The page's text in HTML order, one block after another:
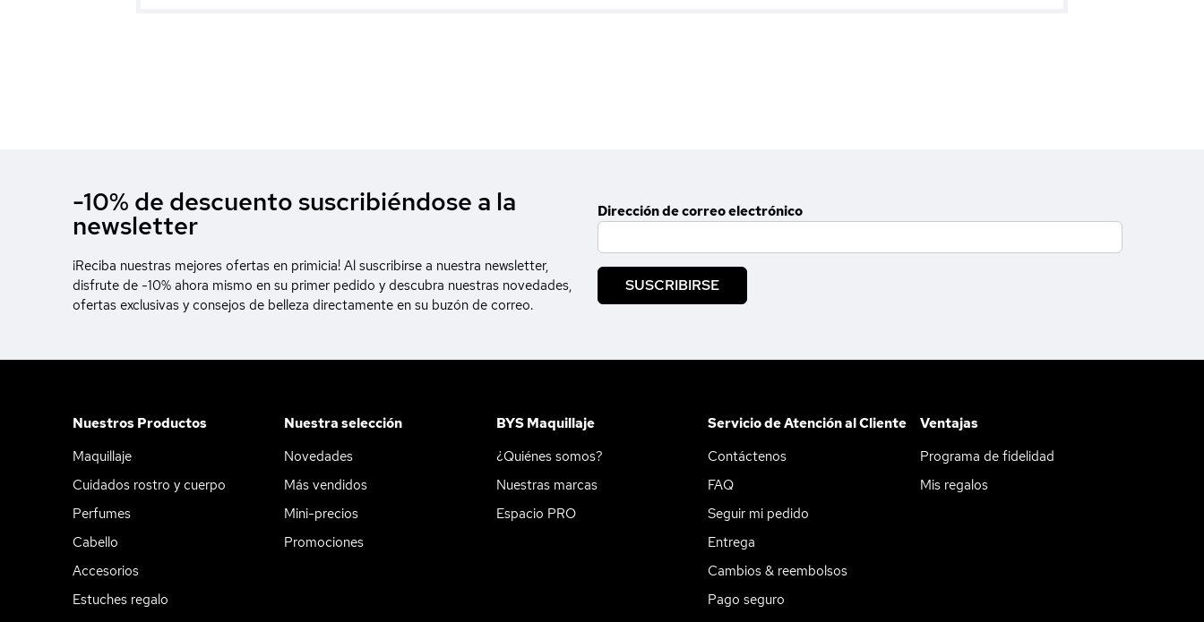
-10% de descuento suscribiéndose a la
newsletter
¡Reciba nuestras mejores ofertas en primicia! Al suscribirse a nuestra newsletter,
disfrute de -10% ahora mismo en su primer pedido y descubra nuestras novedades,
ofertas exclusivas y consejos de belleza directamente en su buzón de correo.
Dirección de correo electrónico
SUSCRIBIRSE
Nuestros Productos
Maquillaje
Cuidados rostro y cuerpo
Perfumes
Cabello
Accesorios
Estuches regalo
Nuestra selección
Novedades
Más vendidos
Mini-precios
Promociones
BYS Maquillaje
¿Quiénes somos?
Nuestras marcas
Espacio PRO
Servicio de Atención al Cliente
Contáctenos
FAQ
Seguir mi pedido
Entrega
Cambios & reembolsos
Pago seguro
Ventajas
Programa de fidelidad
Mis regalos